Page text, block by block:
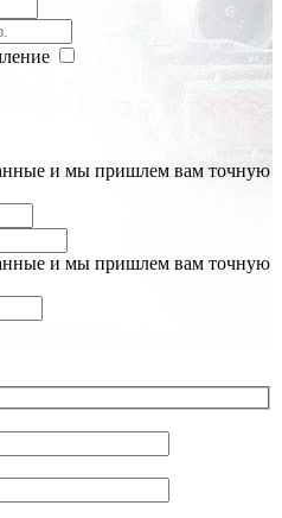
и мы пришлем вам точную
и мы пришлем вам точную